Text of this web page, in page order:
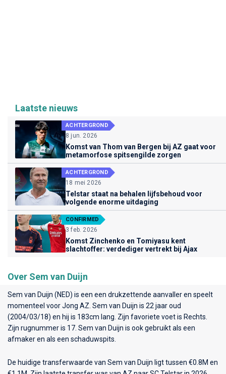
Laatste nieuws
ACHTERGROND
8 jun. 2026
Komst van Thom van Bergen bij AZ gaat voor
metamorfose spitsengilde zorgen
ACHTERGROND
18 mei 2026
Telstar staat na behalen lijfsbehoud voor
volgende enorme uitdaging
CONFIRMED
3 feb. 2026
Komst Zinchenko en Tomiyasu kent
slachtoffer: verdediger vertrekt bij Ajax
Over Sem van Duijn
Sem van Duijn (NED) is een een drukzettende aanvaller en speelt
momenteel voorJong AZ . Sem van Duijn is 22 jaar oud
(2004/03/18) en hij is 183cm lang. Zijn favoriete voet is Rechts.
Zijn rugnummer is 17. Sem van Duijn is ook gebruikt als een
afmaker en als een schaduwspits.
De huidige transferwaarde van Sem van Duijn ligt tussen €0.8M en